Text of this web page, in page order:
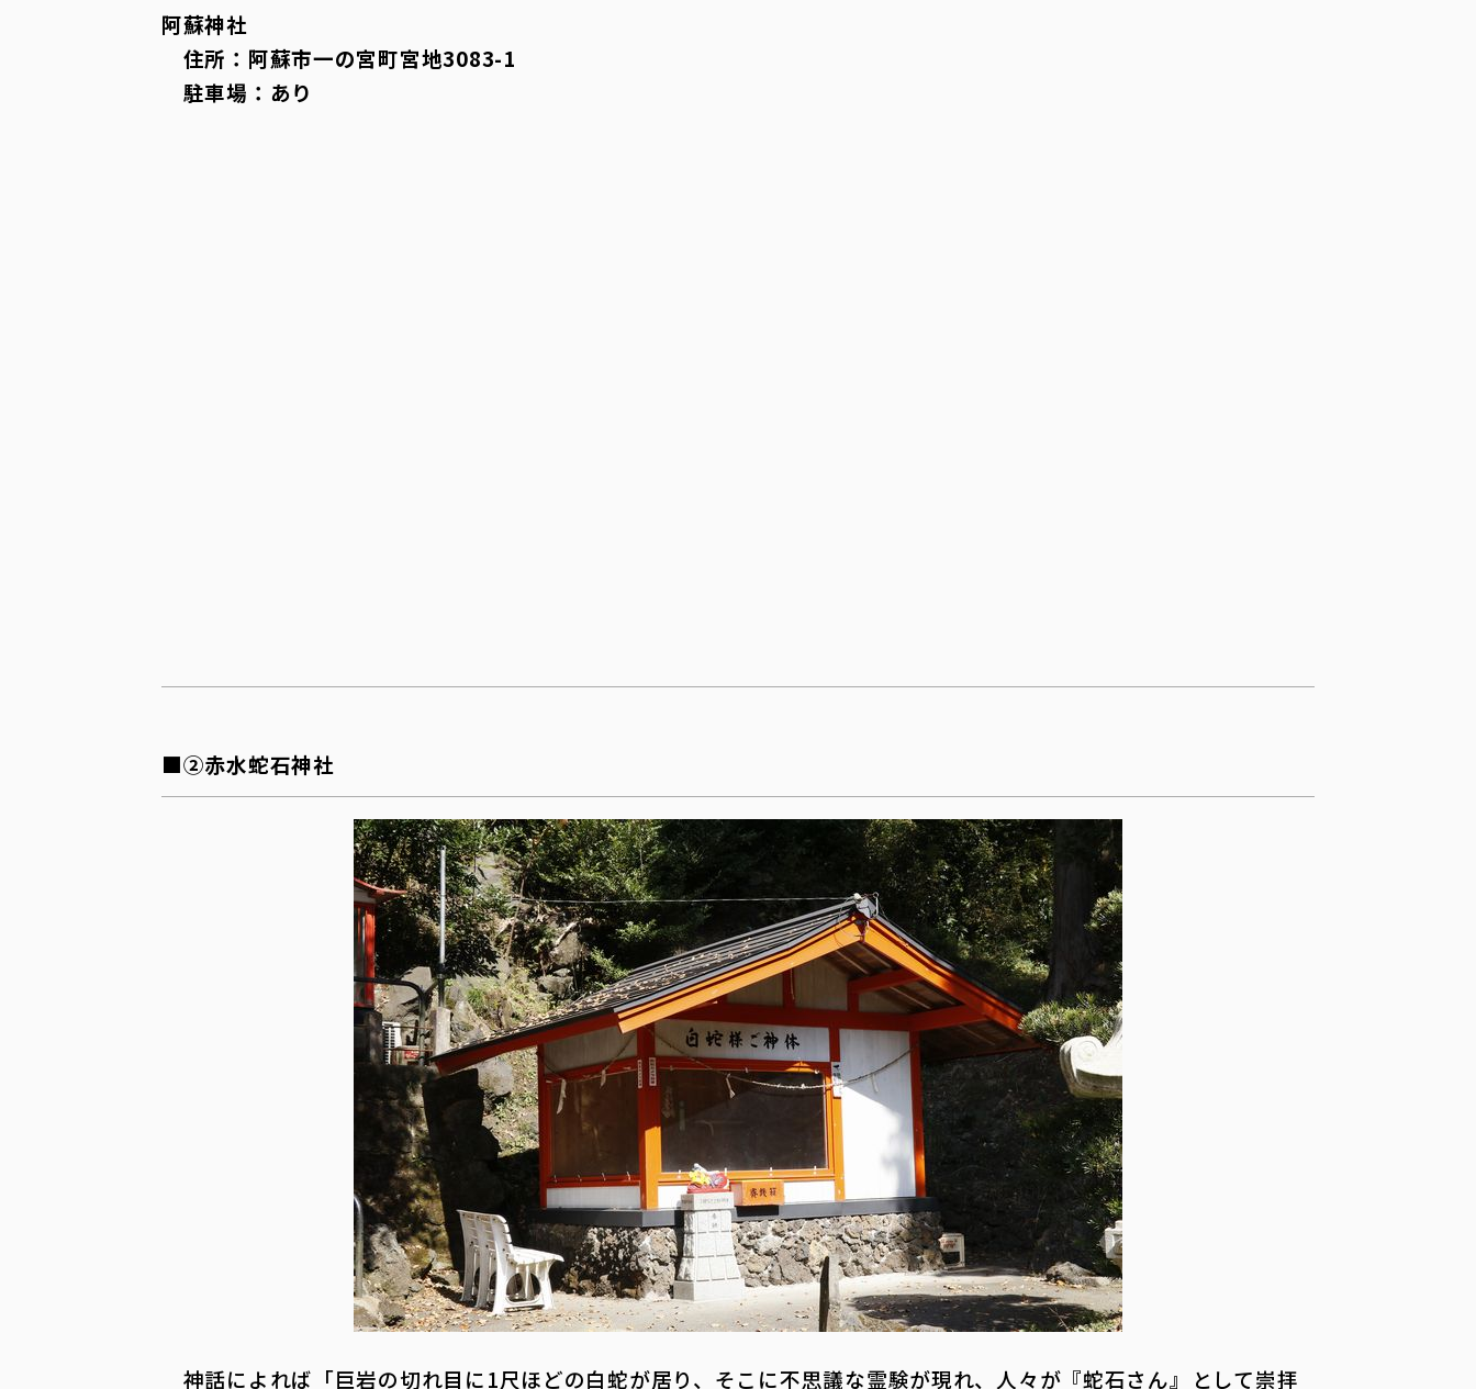
阿蘇神社
住所：阿蘇市一の宮町宮地3083-1
駐車場：あり
■②赤水蛇石神社
神話によれば「巨岩の切れ目に1尺ほどの白蛇が居り、そこに不思議な霊験が現れ、人々が『蛇石さん』として崇拝